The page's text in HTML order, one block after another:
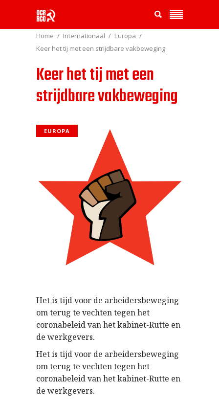
Home Internationaal
Europa
Keer het tij met een strijdbare vakbeweging
Keer het tij met een
strijdbare vakbeweging
EUROPA
Het is tijd voor de arbeidersbeweging
om terug te vechten tegen het
coronabeleid van het kabinet-Rutte en
de werkgevers.
Het is tijd voor de arbeidersbeweging
om terug te vechten tegen het
coronabeleid van het kabinet-Rutte en
de werkgevers.